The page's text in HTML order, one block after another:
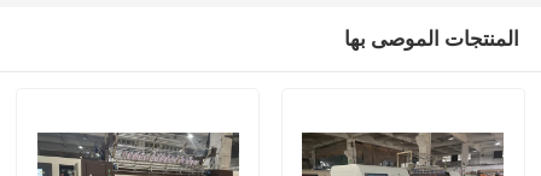
المنتجات الموصى بها